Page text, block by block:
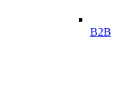
B2B